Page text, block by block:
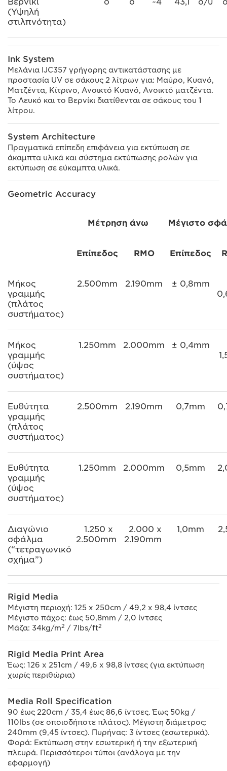
(Υψηλή
στιλπνότητα)
Ink System
Μελάνια IJC357 γρήγορης αντικατάστασης με
προστασία UV σε σάκους 2 λίτρων για: Μαύρο, Κυανό,
Ματζέντα, Κίτρινο, Ανοικτό Κυανό, Ανοικτό ματζέντα.
Το Λευκό και το Βερνίκι διατίθενται σε σάκους του 1
λίτρου.
System Architecture
Πραγματικά επίπεδη επιφάνεια για εκτύπωση σε
άκαμπτα υλικά και σύστημα εκτύπωσης ρολών για
εκτύπωση σε εύκαμπτα υλικά.
Geometric Accuracy
Μέτρηση άνω Μέγιστο
Επίπεδος RMO Επίπεδος
Μήκος
γραμμής
(πλάτος
συστήματος)
2.500mm 2.190mm
± 0,8mm
Μήκος
γραμμής
(ύψος
συστήματος)
1.250mm 2.000mm
± 0,4mm
Ευθύτητα
γραμμής
(πλάτος
συστήματος)
2.500mm 2.190mm 0,7mm
Ευθύτητα
γραμμής
(ύψος
συστήματος)
1.250mm 2.000mm 0,5mm
Διαγώνιο
σφάλμα
(“τετραγωνικό
σχήμα”)
1.250 x
2.500mm
2.000 x
2.190mm
1,0mm
Rigid Media
Μέγιστη περιοχή: 125 x 250cm / 49,2 x 98,4 ίντσες
Μέγιστο πάχος: έως 50,8mm / 2,0 ίντσες
Μάζα: 34kg/m2 / 7lbs/ft2
Rigid Media Print Area
Έως: 126 x 251cm / 49,6 x 98,8 ίντσες (για εκτύπωση
χωρίς περιθώρια)
Media Roll Specification
90 έως 220cm / 35,4 έως 86,6 ίντσες. Έως 50kg /
110lbs (σε οποιοδήποτε πλάτος). Μέγιστη διάμετρος:
240mm (9,45 ίντσες). Πυρήνας: 3 ίντσες (εσωτερικά).
Φορά: Εκτύπωση στην εσωτερική ή την εξωτερική
πλευρά. Περισσότεροι τύποι (ανάλογα με την
εφαρμογή)